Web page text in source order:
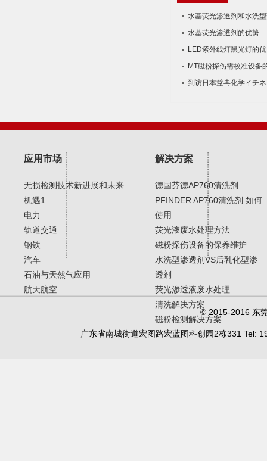
水基荧光渗透剂和水​洗
水基荧光渗透剂的优势
LED紫外线灯黑光灯的
MT磁粉探伤需校准设备
到访日本益冉化学イチ
应用市场
无损检测技术新进展和未来
机遇1
电力
轨道交通
钢铁
汽车
石油与天然气应用
航天航空
解决方案
德国芬德AP760清洗剂
PFINDER AP760清洗剂 如何
使用
荧光液废水处理方法
磁粉探伤设备的保养维护
水洗型渗透剂VS后乳化型渗
透剂
荧光渗透液废水处理
清洗解决方案
磁粉检测解决方案
© 2015-2016 东
广东省南城街道宏图路宏蓝图科创园2栋331 Tel: